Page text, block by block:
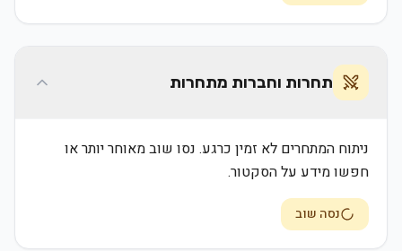
תחרות וחברות מתחרות
ניתוח המתחרים לא זמין כרגע. נסו שוב מאוחר יותר או
חפשו מידע על הסקטור.
נסה שוב